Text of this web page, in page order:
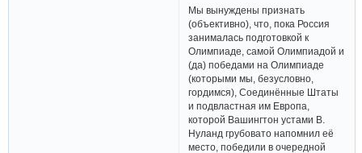
Мы вынуждены признать
(объективно), что, пока Россия
занималась подготовкой к
Олимпиаде, самой Олимпиадой и
(да) победами на Олимпиаде
(которыми мы, безусловно,
гордимся), Соединённые Штаты
и подвластная им Европа,
которой Вашингтон устами В.
Нуланд грубовато напомнил её
место, победили в очередной